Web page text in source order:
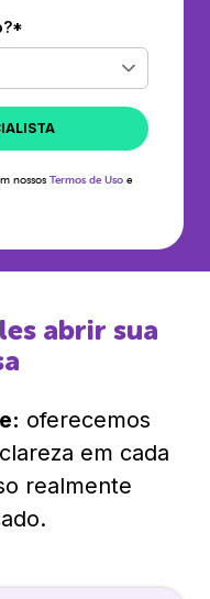
nossos Termos de Uso e
abrir sua
oferecemos
em cada
realmente